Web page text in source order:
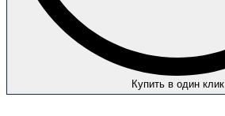
Купить в один клик